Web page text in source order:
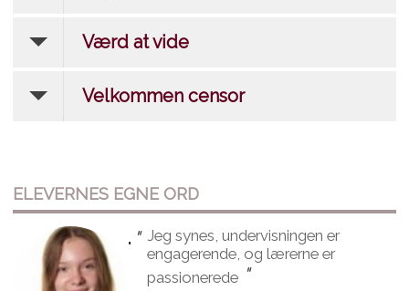
Værd at vide
Velkommen censor
ELEVERNES EGNE ORD
" " Jeg synes, undervisningen er
engagerende, og lærerne er
passionerede "